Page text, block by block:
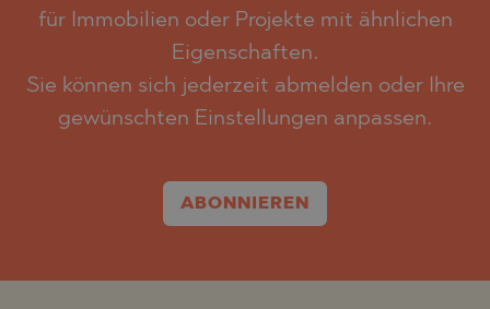
für Immobilien oder Projekte mit ähnlichen
Eigenschaften.
Sie können sich jederzeit abmelden oder Ihre
gewünschten Einstellungen anpassen.
ABONNIEREN